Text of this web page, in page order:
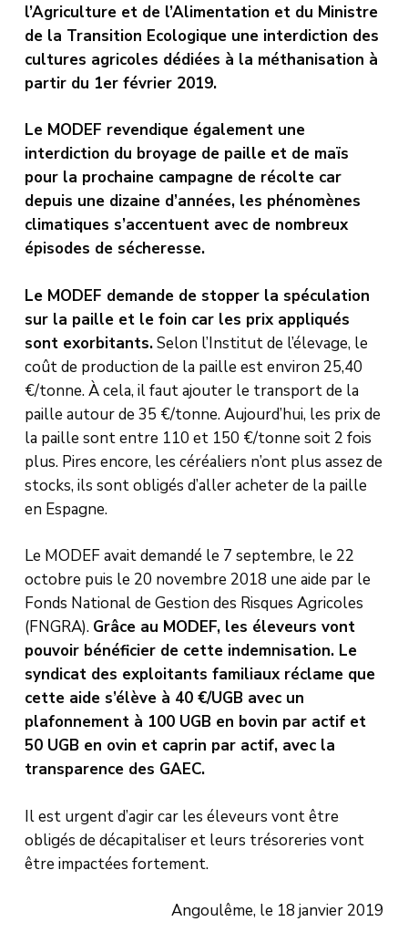
l’Agriculture et de l’Alimentation et du Ministre
de la Transition Ecologique une interdiction des
cultures agricoles dédiées à la méthanisation à
partir du 1er février 2019.
Le MODEF revendique également une
interdiction du broyage de paille et de maïs
pour la prochaine campagne de récolte car
depuis une dizaine d’années, les phénomènes
climatiques s’accentuent avec de nombreux
épisodes de sécheresse.
Le MODEF demande de stopper la spéculation
sur la paille et le foin car les prix appliqués
sont exorbitants.Selon l’Institut de l’élevage, le
coût de production de la paille est environ 25,40
€/tonne. À cela, il faut ajouter le transport de la
paille autour de 35 €/tonne. Aujourd’hui, les prix de
la paille sont entre 110 et 150 €/tonne soit 2 fois
plus. Pires encore, les céréaliers n’ont plus assez de
stocks, ils sont obligés d’aller acheter de la paille
en Espagne.
Le MODEF avait demandé le 7 septembre, le 22
octobre puis le 20 novembre 2018 une aide par le
Fonds National de Gestion des Risques Agricoles
(FNGRA). Grâce au MODEF, les éleveurs vont
pouvoir bénéficier de cette indemnisation. Le
syndicat des exploitants familiaux réclame que
cette aide s’élève à 40 €/UGB avec un
plafonnement à 100 UGB en bovin par actif et
50 UGB en ovin et caprin par actif, avec la
transparence des GAEC.
Il est urgent d’agir car les éleveurs vont être
obligés de décapitaliser et leurs trésoreries vont
être impactées fortement.
Angoulême, le 18 janvier 2019